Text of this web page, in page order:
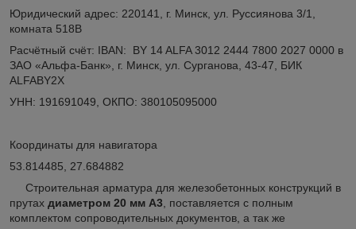
Юридический адрес: 220141, г. Минск, ул. Руссиянова 3/1,
комната 518В
Расчётный счёт: IBAN: BY 14 ALFA 3012 2444 7800 2027 0000 в
ЗАО «Альфа-Банк», г. Минск, ул. Сурганова, 43-47, БИК
ALFABY2X
УНН: 191691049, ОКПО: 380105095000
Координаты для навигатора
53.814485, 27.684882
Строительная арматура для железобетонных конструкций в
прутах диаметром 20 мм А3, поставляется с полным
комплектом сопроводительных документов, а так же